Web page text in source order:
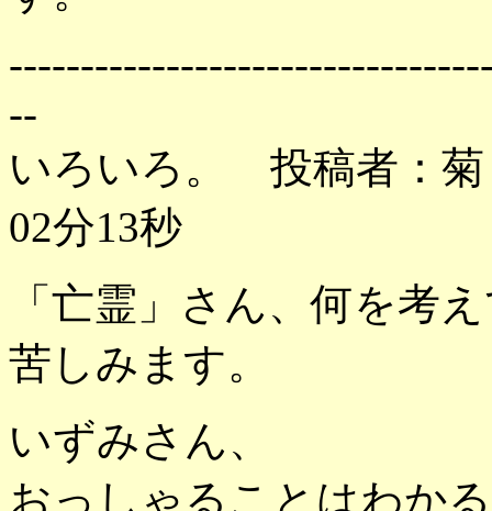
--
いろいろ。 投稿者：
02分13秒
「亡霊」さん、何を考
苦しみます。
いずみさん、
おっしゃることはわか